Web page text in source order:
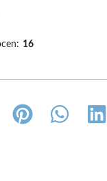
16
Share
Share